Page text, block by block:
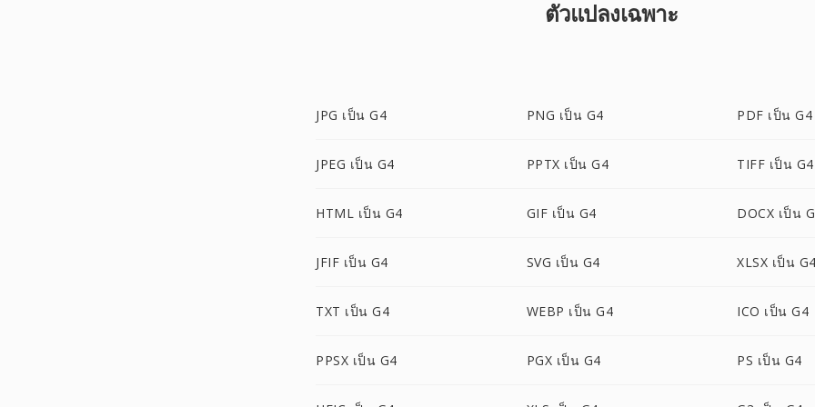
ตัวแปลงเฉพาะ
JPG เป็น G4 PNG เป็น G4 PDF เป็น G4
JPEG เป็น G4 PPTX เป็น G4 TIFF เป็น G4
HTML เป็น G4 GIF เป็น G4 DOCX เป็น
JFIF เป็น G4 SVG เป็น G4 XLSX เป็น
TXT เป็น G4 WEBP เป็น G4 ICO เป็น G4
PPSX เป็น G4 PGX เป็น G4 PS เป็น G4